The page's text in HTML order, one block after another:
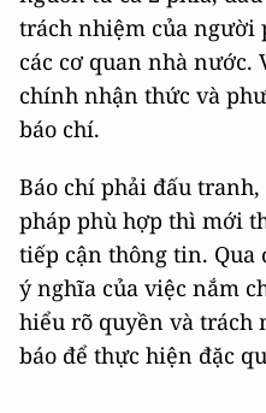
trách nhiệm của người
các cơ quan nhà nước.
chính nhận thức và
báo chí.
Báo chí phải đấu
pháp phù hợp thì mới
tiếp cận thông tin. Qua
ý nghĩa của việc nắm
hiểu rõ quyền và trách
báo để thực hiện đặc